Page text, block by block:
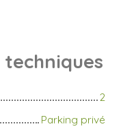
techniques
2
Parking privé